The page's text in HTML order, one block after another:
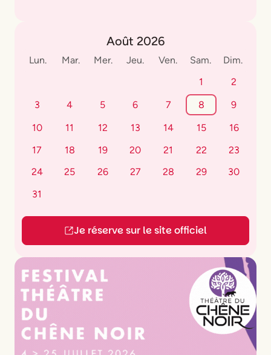
Août 2026
Lun. Mar. Mer. Jeu. Ven. Sam.
Dim.
1
2
3
4 5 6 7 8
9
10
11 12 13 14 15
16
17
18 19 20 21 22
23
24
25 26 27 28 29
30
31
Je réserve sur le site officiel